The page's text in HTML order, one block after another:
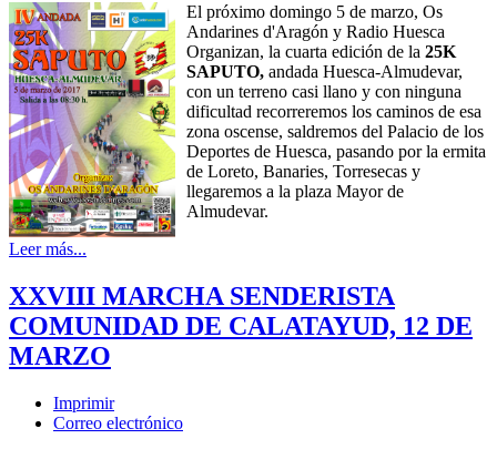
El próximo domingo 5 de marzo, Os
Andarines d'Aragón y Radio Huesca
Organizan, la cuarta edición de la 25K
SAPUTO, andada Huesca-Almudevar,
con un terreno casi llano y con ninguna
dificultad recorreremos los caminos de esa
zona oscense, saldremos del Palacio de los
Deportes de Huesca, pasando por la ermita
de Loreto, Banaries, Torresecas y
llegaremos a la plaza Mayor de
Almudevar.
Leer más...
XXVIII MARCHA SENDERISTA
COMUNIDAD DE CALATAYUD, 12 DE
MARZO
Imprimir
Correo electrónico